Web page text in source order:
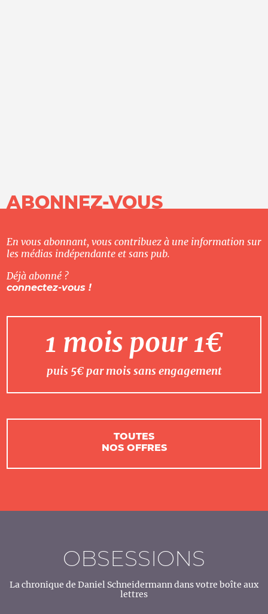
ABONNEZ-VOUS
En vous abonnant, vous contribuez à une information sur
les médias indépendante et sans pub.
Déjà abonné ?
connectez-vous !
1 mois pour 1€
puis 5€ par mois sans engagement
TOUTES
NOS OFFRES
OBSESSIONS
La chronique de Daniel Schneidermann dans votre boîte aux
lettres